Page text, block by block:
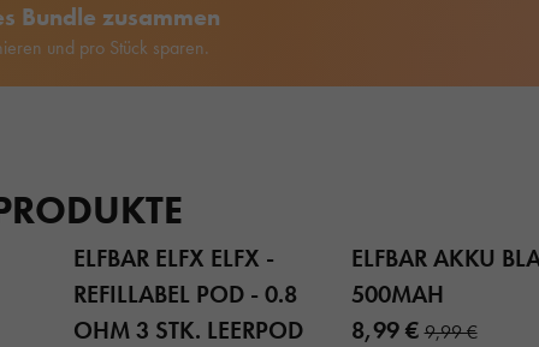
Bundle zusammen
und pro Stück sparen.
ELFBAR ELFX ELFX -
REFILLABEL POD - 0.8
OHM 3 STK. LEERPOD
ELFBAR AKKU
500MAH
8,99 €9,99 €